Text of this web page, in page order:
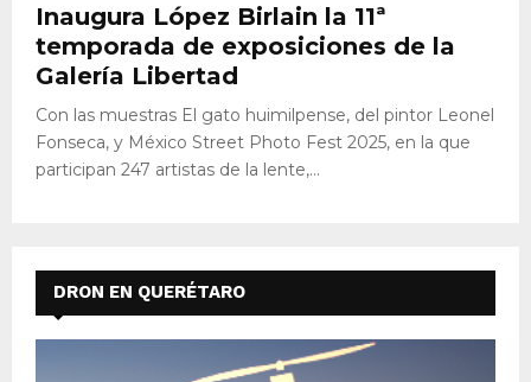
Inaugura López Birlain la 11ª
temporada de exposiciones de la
Galería Libertad
Con las muestras El gato huimilpense, del pintor Leonel
Fonseca, y México Street Photo Fest 2025, en la que
participan 247 artistas de la lente,...
DRON EN QUERÉTARO